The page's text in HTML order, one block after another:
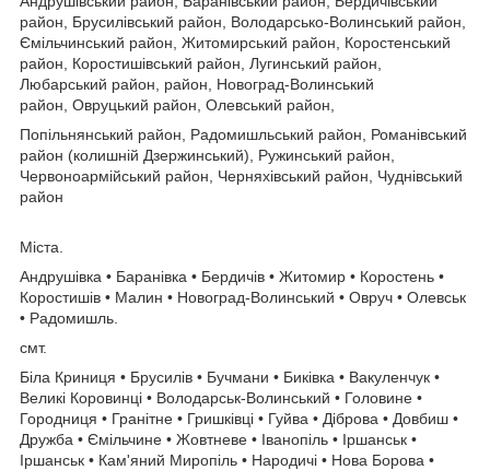
район, Брусилівський район, Володарсько-Волинський район,
Ємільчинський район, Житомирський район, Коростенський
район, Коростишівський район, Лугинський район,
Любарський район, район, Новоград-Волинський
район, Овруцький район, Олевський район,
Попільнянський район, Радомишльський район, Романівський
район (колишній Дзержинський), Ружинський район,
Червоноармійський район, Черняхівський район, Чуднівський
район
Міста.
Андрушівка • Баранівка • Бердичів • Житомир • Коростень •
Коростишів • Малин • Новоград-Волинський • Овруч • Олевськ
• Радомишль.
смт.
Біла Криниця • Брусилів • Бучмани • Биківка • Вакуленчук •
Великі Коровинці • Володарськ-Волинський • Головине •
Городниця • Гранітне • Гришківці • Гуйва • Діброва • Довбиш •
Дружба • Ємільчине • Жовтневе • Іванопіль • Іршанськ •
Іршанськ • Кам'яний Миропіль • Народичі • Нова Борова •